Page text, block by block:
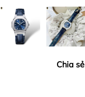
Chia sẻ